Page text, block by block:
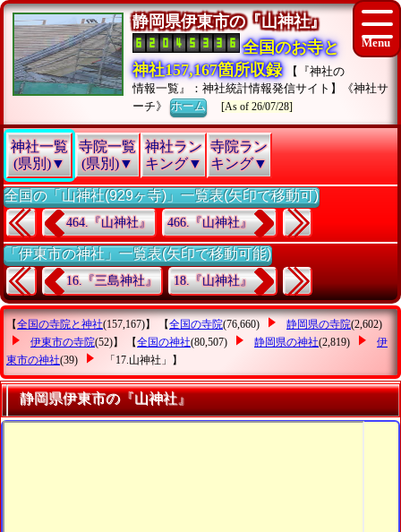
静岡県伊東市の『山神社』
全国のお寺と
神社157,167箇所収録
【『神社の
情報一覧』：神社統計情報発信サイト】《神社サ
ーチ》ホーム [As of 26/07/28]
神社一覧
(県別)▼
寺院一覧
(県別)▼
神社ラン
キング▼
寺院ラン
キング▼
全国の「山神社(929ヶ寺)」一覧表(矢印で移動可)
464.『山神社』 466.『山神社』
「伊東市の神社」一覧表(矢印で移動可能)
16.『三島神社』 18.『山神社』
【全国の寺院と神社(157,167)】 【全国の寺院(76,660) 静岡県の寺院(2,602)
伊東市の寺院(52)】 【全国の神社(80,507) 静岡県の神社(2,819)
伊
東市の神社(39) 「17.山神社」 】
静岡県伊東市の『山神社』